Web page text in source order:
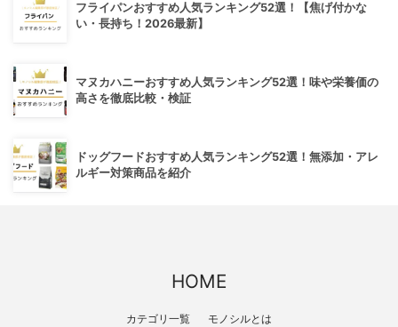
フライパンおすすめ人気ランキング52選！【焦げ付かな
い・長持ち！2026最新】
マヌカハニーおすすめ人気ランキング52選！味や栄養価の
高さを徹底比較・検証
ドッグフードおすすめ人気ランキング52選！無添加・アレ
ルギー対策商品を紹介
HOME
カテゴリ一覧 モノシルとは